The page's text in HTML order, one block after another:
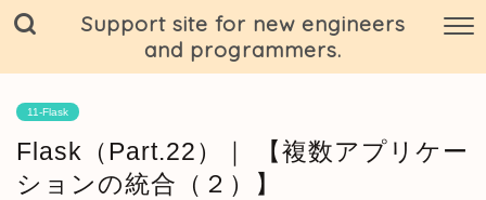
Support site for new engineers
and programmers.
11-Flask
Flask（Part.22）｜ 【複数アプリケー
ションの統合（２）】